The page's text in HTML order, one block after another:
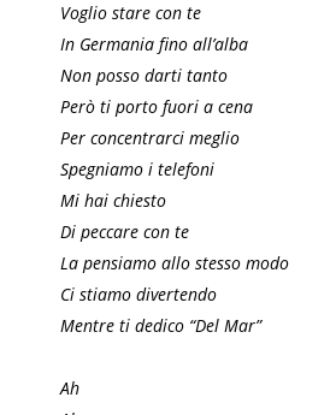
Voglio stare con te
In Germania fino all’alba
Non posso darti tanto
Però ti porto fuori a cena
Per concentrarci meglio
Spegniamo i telefoni
Mi hai chiesto
Di peccare con te
La pensiamo allo stesso modo
Ci stiamo divertendo
Mentre ti dedico “Del Mar”
Ah